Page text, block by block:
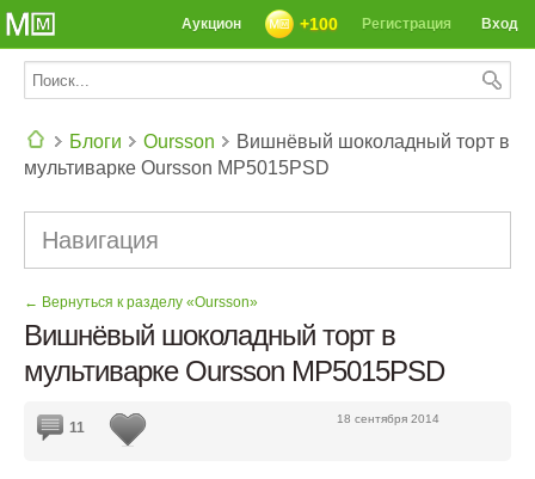
Вход
Регистрация
+100
Аукцион
Блоги Oursson
Вишнёвый шоколадный торт в
мультиварке Oursson MP5015PSD
Навигация
← Вернуться к разделу «Oursson»
Вишнёвый шоколадный торт в
мультиварке Oursson MP5015PSD
18 сентября 2014
11